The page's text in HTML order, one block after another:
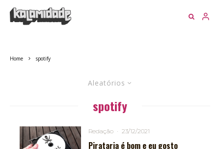
Home spotify
Aleatórios
spotify
Redação · 23/12/2021
Pirataria é bom e eu gosto